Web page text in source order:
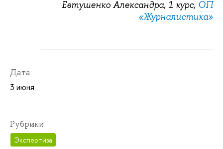
Евтушенко Александра, 1 курс, ОП
«Журналистика»
Дата
3 июня
Рубрики
Экспертиза